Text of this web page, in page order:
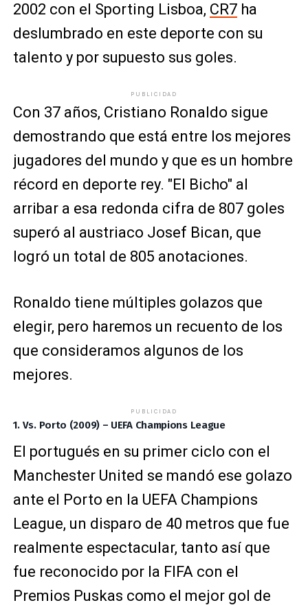
2002 con el Sporting Lisboa, CR7ha
deslumbrado en este deporte con su
talento y por supuesto sus goles.
PUBLICIDAD
Con 37 años, Cristiano Ronaldo sigue
demostrando que está entre los mejores
jugadores del mundo y que es un hombre
récord en deporte rey. "El Bicho" al
arribar a esa redonda cifra de 807 goles
superó al austriaco Josef Bican, que
logró un total de 805 anotaciones.
Ronaldo tiene múltiples golazos que
elegir, pero haremos un recuento de los
que consideramos algunos de los
mejores.
PUBLICIDAD
1. Vs. Porto (2009) – UEFA Champions League
El portugués en su primer ciclo con el
Manchester United se mandó ese golazo
ante el Porto en la UEFA Champions
League, un disparo de 40 metros que fue
realmente espectacular, tanto así que
fue reconocido por la FIFA con el
Premios Puskas como el mejor gol de